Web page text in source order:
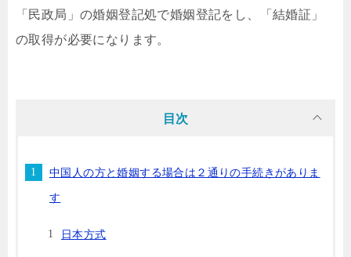
「民政局」の婚姻登記処で婚姻登記をし、「結婚証」
の取得が必要になります。
目次
中国人の方と婚姻する場合は２通りの手続きがありま
す
日本方式